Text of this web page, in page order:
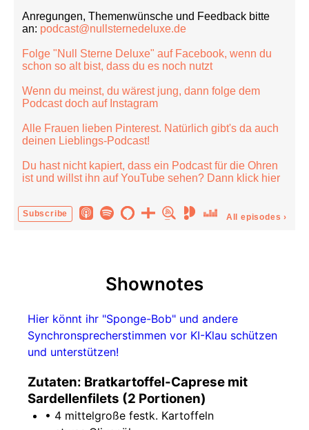
Anregungen, Themenwünsche und Feedback bitte
an: podcast@nullsternedeluxe.de
Folge "Null Sterne Deluxe" auf Facebook, wenn du
schon so alt bist, dass du es noch nutzt
Wenn du meinst, du wärest jung, dann folge dem
Podcast doch auf Instagram
Alle Frauen lieben Pinterest. Natürlich gibt's da auch
deinen Lieblings-Podcast!
Du hast nicht kapiert, dass ein Podcast für die Ohren
ist und willst ihn auf YouTube sehen? Dann klick hier
Subscribe All episodes ›
Shownotes
Hier könnt ihr "Sponge-Bob" und andere
Synchronsprecherstimmen vor KI-Klau schützen
und unterstützen!
Zutaten: Bratkartoffel-Caprese mit
Sardellenfilets (2 Portionen)
• 4 mittelgroße festk. Kartoffeln